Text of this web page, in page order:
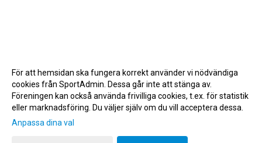
Gå till Webbversion
För att hemsidan ska fungera korrekt använder vi nödvändiga
cookies från SportAdmin. Dessa går inte att stänga av.
Föreningen kan också använda frivilliga cookies, t.ex. för statistik
eller marknadsföring. Du väljer själv om du vill acceptera dessa.
Anpassa dina val